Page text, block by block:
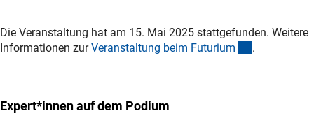
Die Veranstaltung hat am 15. Mai 2025 stattgefunden. Weitere
Informationen zurVeranstaltung beim Futurium .
Expert*innen auf dem Podium